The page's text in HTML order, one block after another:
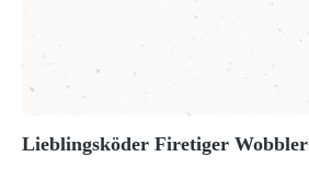
Lieblingsköder Firetiger Wobbler